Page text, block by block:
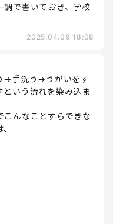
調で書いておき、学校
2025.04.09 18:08
→手洗う→うがいをす
いう流れを染み込ま
こんなことすらできな